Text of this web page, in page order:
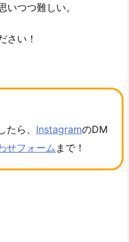
つつ難しい。
さい！
たら、 InstagramのDM
せフォーム まで！